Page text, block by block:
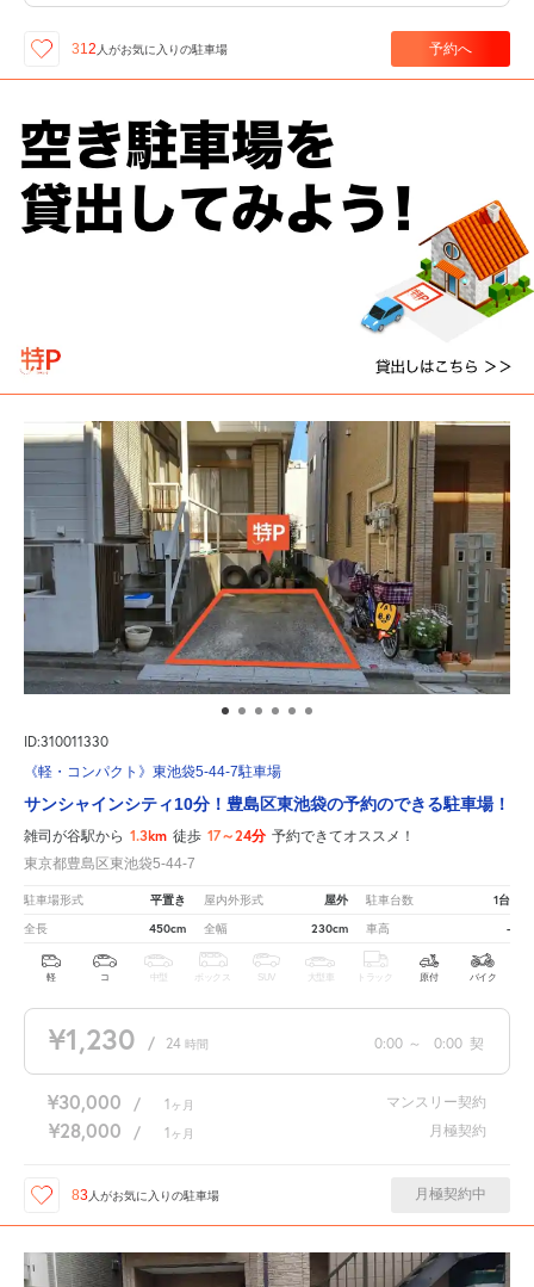
312 人がお気に入りの駐車場 予約へ
ID:310011330
《軽・コンパクト》東池袋5-44-7駐車場
サンシャインシティ10分！豊島区東池袋の予約のできる駐車場！
雑司が谷駅から 1.3km 徒歩 17～24分 予約できてオススメ！
東京都豊島区東池袋5-44-7
駐車場形式 平置き 屋内外形式 屋外 駐車台数 1台
全長 450cm 全幅 230cm 車高 -
軽 コ 中型 ボックス SUV 大型車 トラック 原付 バイク
¥1,230 / 24 時間 0:00 ～ 0:00 契
¥30,000 / 1 ヶ月 マンスリー契約
¥28,000 / 1 ヶ月 月極契約
83 人がお気に入りの駐車場 月極契約中